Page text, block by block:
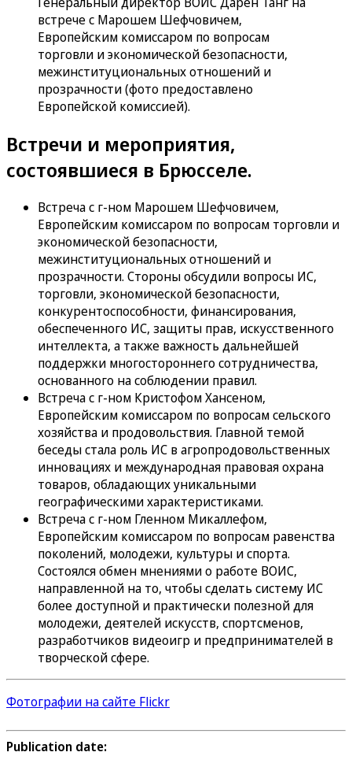
встрече с Марошем Шефчовичем,
Европейским комиссаром по вопросам
торговли и экономической безопасности,
межинституциональных отношений и
прозрачности (фото предоставлено
Европейской комиссией).
Встречи и мероприятия,
состоявшиеся в Брюсселе.
Встреча с г-ном Марошем Шефчовичем,
Европейским комиссаром по вопросам торговли и
экономической безопасности,
межинституциональных отношений и
прозрачности. Стороны обсудили вопросы ИС,
торговли, экономической безопасности,
конкурентоспособности, финансирования,
обеспеченного ИС, защиты прав, искусственного
интеллекта, а также важность дальнейшей
поддержки многостороннего сотрудничества,
основанного на соблюдении правил.
Встреча с г-ном Кристофом Хансеном,
Европейским комиссаром по вопросам сельского
хозяйства и продовольствия. Главной темой
беседы стала роль ИС в агропродовольственных
инновациях и международная правовая охрана
товаров, обладающих уникальными
географическими характеристиками.
Встреча с г-ном Гленном Микаллефом,
Европейским комиссаром по вопросам равенства
поколений, молодежи, культуры и спорта.
Состоялся обмен мнениями о работе ВОИС,
направленной на то, чтобы сделать систему ИС
более доступной и практически полезной для
молодежи, деятелей искусств, спортсменов,
разработчиков видеоигр и предпринимателей в
творческой сфере.
Фотографии на сайте Flickr
Publication date: